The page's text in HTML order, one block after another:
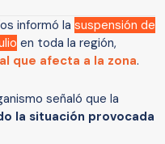
informó la suspensión de
en toda la región,
que afecta a la zona.
señaló que la
la situación provocada